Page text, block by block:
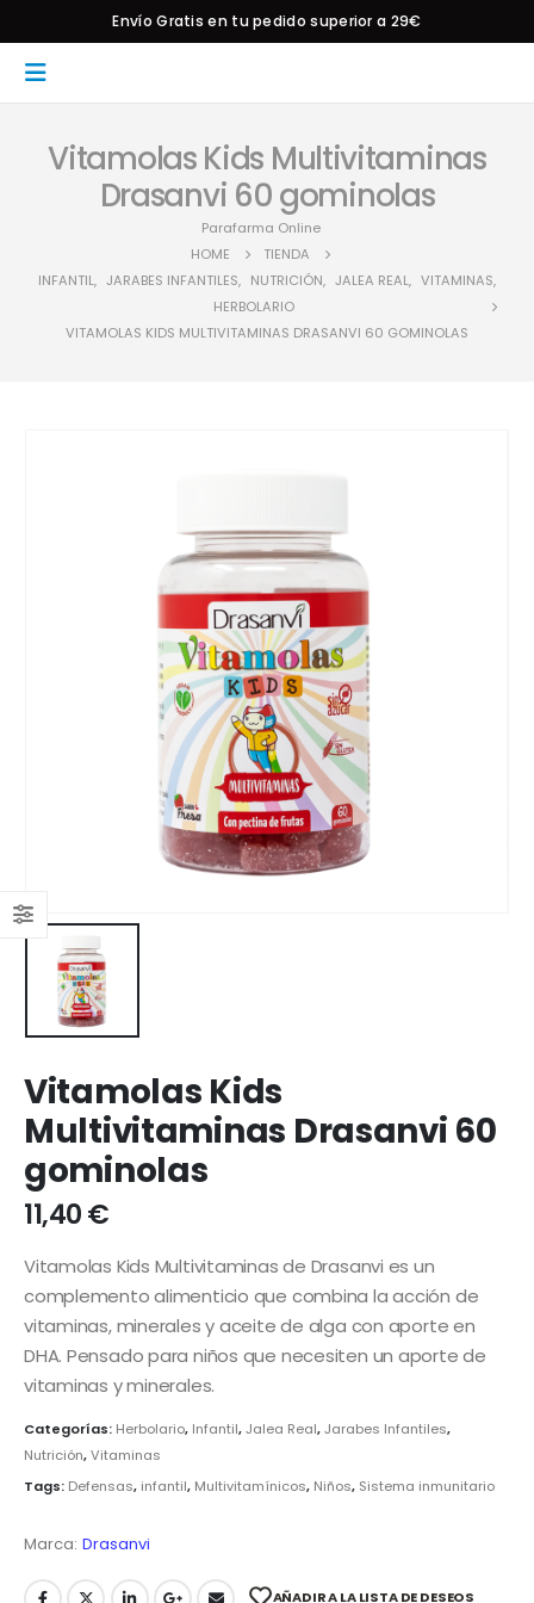
Envío Gratis en tu pedido superior a 29€
Vitamolas Kids Multivitaminas
Drasanvi 60 gominolas
Parafarma Online
HOME
TIENDA
INFANTIL, JARABES INFANTILES, NUTRICIÓN, JALEA REAL, VITAMINAS,
HERBOLARIO
VITAMOLAS KIDS MULTIVITAMINAS DRASANVI 60 GOMINOLAS
Vitamolas Kids
Multivitaminas Drasanvi 60
gominolas
11,40€
Vitamolas Kids Multivitaminas de Drasanvi es un
complemento alimenticio que combina la acción de
vitaminas, minerales y aceite de alga con aporte en
DHA. Pensado para niños que necesiten un aporte de
vitaminas y minerales.
Categorías: Herbolario, Infantil,Jalea Real,Jarabes Infantiles,
Nutrición,Vitaminas
Tags: Defensas, infantil, Multivitamínicos, Niños, Sistema inmunitario
Marca: Drasanvi
AÑADIR A LA LISTA DE DESEOS